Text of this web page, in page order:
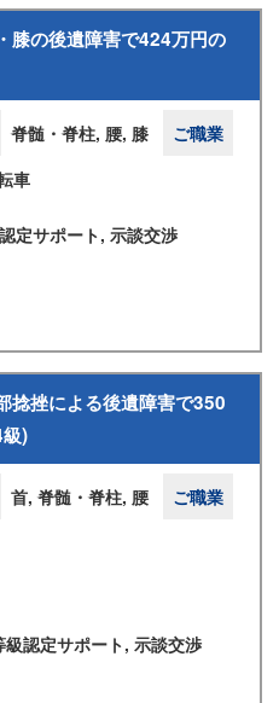
膝の後遺障害で424万円の
脊髄・脊柱, 腰, 膝
ご職業
車
定サポート, 示談交渉
捻挫による後遺障害で350
)
首, 脊髄・脊柱, 腰
ご職業
認定サポート, 示談交渉